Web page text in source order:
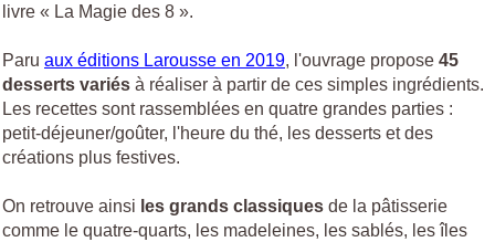
livre « La Magie des 8 ».
Paru aux éditions Larousse en 2019, l'ouvrage propose 45
desserts variés à réaliser à partir de ces simples ingrédients.
Les recettes sont rassemblées en quatre grandes parties :
petit-déjeuner/goûter, l'heure du thé, les desserts et des
créations plus festives.
On retrouve ainsi les grands classiques de la pâtisserie
comme le quatre-quarts, les madeleines, les sablés, les îles